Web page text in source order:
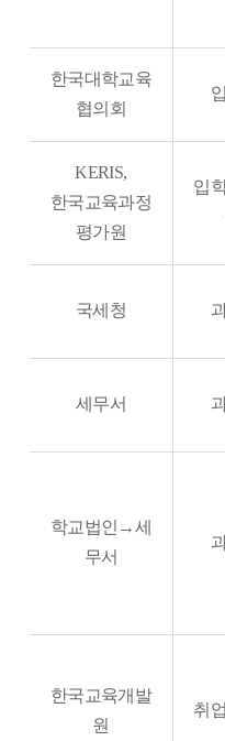
한국대학교육
협의회
KERIS,
한국교육과정
평가원
입
국세청
세무서
학교법인→세
무서
한국교육개발
원
취